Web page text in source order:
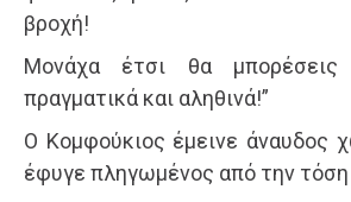
βροχή!
Μονάχα έτσι θα μπορέσεις
πραγματικά και αληθινά!”
Ο Κομφούκιος έμεινε άναυδος
έφυγε πληγωμένος από την τόση